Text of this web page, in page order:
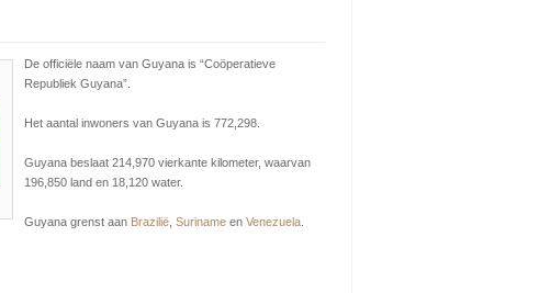
De officiële naam van Guyana is “Coöperatieve
Republiek Guyana”
Het aantal inwoners van Guyana is 772,298.
Guyana beslaat 214,970 vierkante kilometer, waarvan
196,850 land en 18,120 water.
Guyana grenst aan Brazilië Suriname en Venezuela